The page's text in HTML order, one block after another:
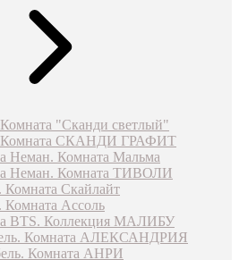
"Сканди светлый"
Комната СКАНДИ ГРАФИТ
Неман. Комната Мальма
Неман. Комната ТИВОЛИ
Комната Скайлайт
Комната Ассоль
BTS. Коллекция МАЛИБУ
Комната АЛЕКСАНДРИЯ
Комната АНРИ